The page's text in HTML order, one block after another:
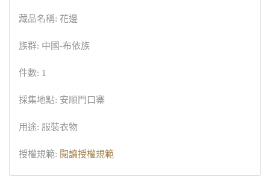
藏品名稱: 花邊
族群: 中國-布依族
件數: 1
採集地點: 安順門口寨
用途: 服裝衣物
授權規範: 閱讀授權規範